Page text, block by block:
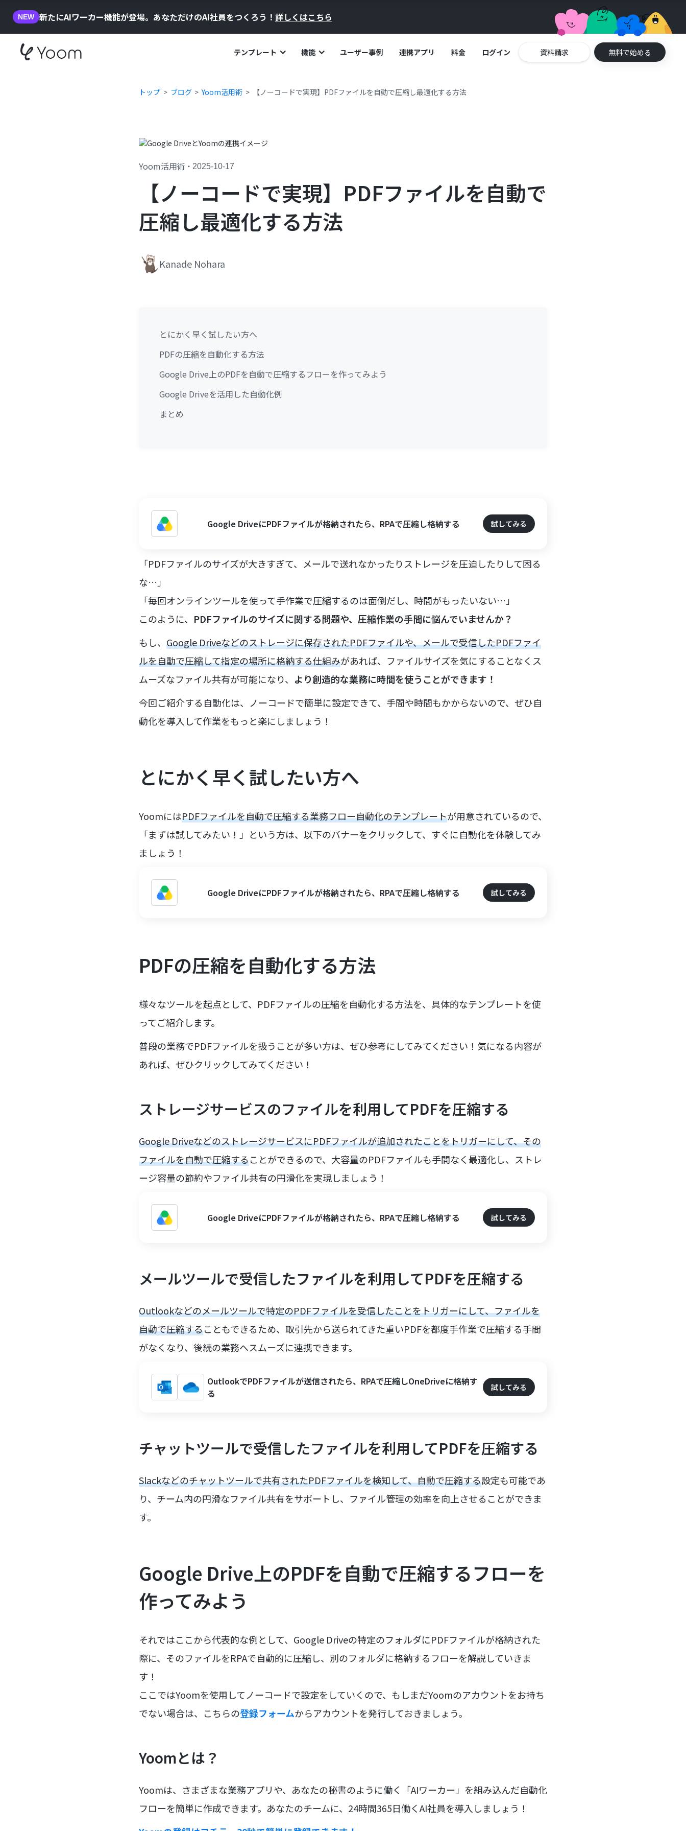
NEW 新たにAIワーカー機能が登場。あなただけのAI社員をつくろう！ 詳しくはこちら
テンプレート 機能 ユーザー事例 連携アプリ 料金 ログイン 資料請求 無料で始める
トップ ブログ Yoom活用術 【ノーコードで実現】PDFファイルを自動で圧縮し最適化する方法
Yoom活用術 ・ 2025-10-17
【ノーコードで実現】PDFファイルを自動で
圧縮し最適化する方法
Kanade Nohara
とにかく早く試したい方へ
PDFの圧縮を自動化する方法
Google Drive上のPDFを自動で圧縮するフローを作ってみよう
Google Driveを活用した自動化例
まとめ
Google DriveにPDFファイルが格納されたら、RPAで圧縮し格納する 試してみる
「PDFファイルのサイズが大きすぎて、メールで送れなかったりストレージを圧迫したりして困る
な…」
「毎回オンラインツールを使って手作業で圧縮するのは面倒だし、時間がもったいない…」
このように、 PDFファイルのサイズに関する問題や、圧縮作業の手間に悩んでいませんか？
もし、 Google Driveなどのストレージに保存されたPDFファイルや、メールで受信したPDFファイ
ルを自動で圧縮して指定の場所に格納する仕組みがあれば、ファイルサイズを気にすることなくス
ムーズなファイル共有が可能になり、 より創造的な業務に時間を使うことができます！
今回ご紹介する自動化は、ノーコードで簡単に設定できて、手間や時間もかからないので、ぜひ自
動化を導入して作業をもっと楽にしましょう！
とにかく早く試したい方へ
YoomにはPDFファイルを自動で圧縮する業務フロー自動化のテンプレートが用意されているので、
「まずは試してみたい！」という方は、以下のバナーをクリックして、すぐに自動化を体験してみ
ましょう！
Google DriveにPDFファイルが格納されたら、RPAで圧縮し格納する 試してみる
PDFの圧縮を自動化する方法
様々なツールを起点として、PDFファイルの圧縮を自動化する方法を、具体的なテンプレートを使
ってご紹介します。
普段の業務でPDFファイルを扱うことが多い方は、ぜひ参考にしてみてください！気になる内容が
あれば、ぜひクリックしてみてください！
ストレージサービスのファイルを利用してPDFを圧縮する
Google DriveなどのストレージサービスにPDFファイルが追加されたことをトリガーにして、その
ファイルを自動で圧縮することができるので、大容量のPDFファイルも手間なく最適化し、ストレ
ージ容量の節約やファイル共有の円滑化を実現しましょう！
Google DriveにPDFファイルが格納されたら、RPAで圧縮し格納する 試してみる
メールツールで受信したファイルを利用してPDFを圧縮する
Outlookなどのメールツールで特定のPDFファイルを受信したことをトリガーにして、ファイルを
自動で圧縮することもできるため、取引先から送られてきた重いPDFを都度手作業で圧縮する手間
がなくなり、後続の業務へスムーズに連携できます。
OutlookでPDFファイルが送信されたら、RPAで圧縮しOneDriveに格納す
る
試してみる
チャットツールで受信したファイルを利用してPDFを圧縮する
Slackなどのチャットツールで共有されたPDFファイルを検知して、自動で圧縮する設定も可能であ
り、チーム内の円滑なファイル共有をサポートし、ファイル管理の効率を向上させることができま
す。
Google Drive上のPDFを自動で圧縮するフローを
作ってみよう
それではここから代表的な例として、Google Driveの特定のフォルダにPDFファイルが格納された
際に、そのファイルをRPAで自動的に圧縮し、別のフォルダに格納するフローを解説していきま
す！
ここではYoomを使用してノーコードで設定をしていくので、もしまだYoomのアカウントをお持ち
でない場合は、こちらの登録フォームからアカウントを発行しておきましょう。
Yoomとは？
Yoomは、さまざまな業務アプリや、あなたの秘書のように働く「AIワーカー」を組み込んだ自動化
フローを簡単に作成できます。あなたのチームに、24時間365日働くAI社員を導入しましょう！